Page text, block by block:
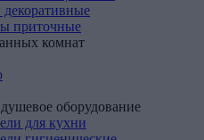
приточные
комнат
душевое оборудование
для кухни